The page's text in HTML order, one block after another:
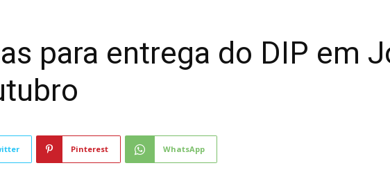
para entrega do DIP em
Pinterest WhatsApp